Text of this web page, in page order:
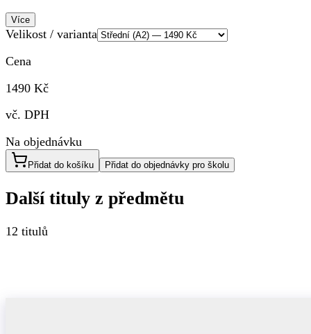
Více
Velikost / varianta
Cena
1490 Kč
vč. DPH
Na objednávku
Přidat do košíku Přidat do objednávky pro školu
Další tituly z předmětu
12 titulů